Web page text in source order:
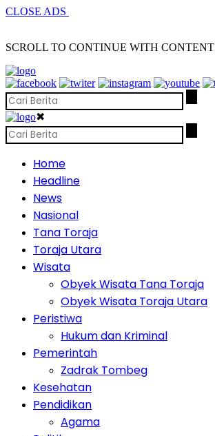
CLOSE ADS
SCROLL TO CONTINUE WITH CONTENT
✖
Home
Headline
News
Nasional
Tana Toraja
Toraja Utara
Wisata
Obyek Wisata Tana Toraja
Obyek Wisata Toraja Utara
Peristiwa
Hukum dan Kriminal
Pemerintah
Zadrak Tombeg
Kesehatan
Pendidikan
Agama